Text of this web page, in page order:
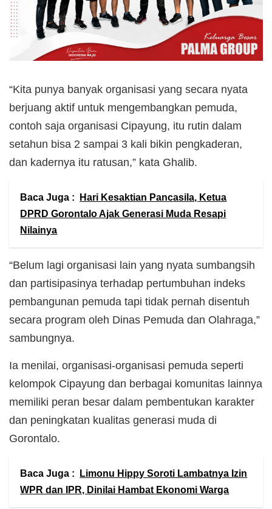
“Kita punya banyak organisasi yang secara nyata
berjuang aktif untuk mengembangkan pemuda,
contoh saja organisasi Cipayung, itu rutin dalam
setahun bisa 2 sampai 3 kali bikin pengkaderan,
dan kadernya itu ratusan,” kata Ghalib.
Baca Juga :
Hari Kesaktian Pancasila, Ketua
DPRD Gorontalo Ajak Generasi Muda Resapi
Nilainya
“Belum lagi organisasi lain yang nyata sumbangsih
dan partisipasinya terhadap pertumbuhan indeks
pembangunan pemuda tapi tidak pernah disentuh
secara program oleh Dinas Pemuda dan Olahraga,”
sambungnya.
Ia menilai, organisasi-organisasi pemuda seperti
kelompok Cipayung dan berbagai komunitas lainnya
memiliki peran besar dalam pembentukan karakter
dan peningkatan kualitas generasi muda di
Gorontalo.
Baca Juga :
Limonu Hippy Soroti Lambatnya Izin
WPR dan IPR, Dinilai Hambat Ekonomi Warga